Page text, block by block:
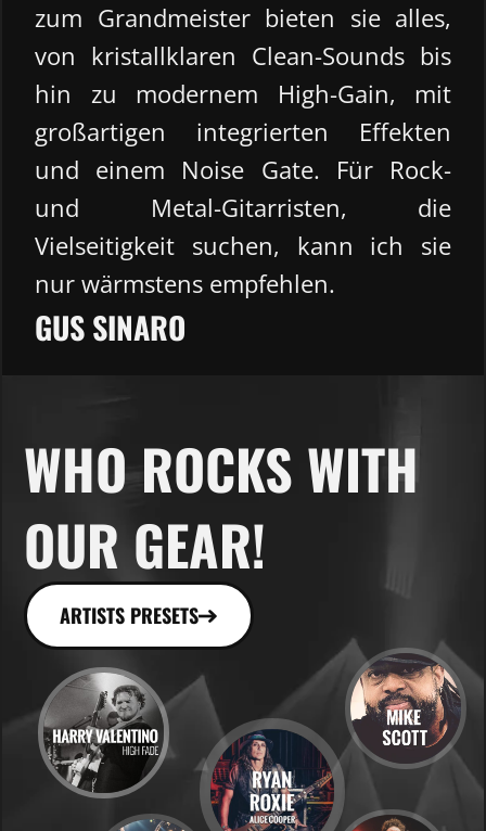
zum Grandmeister bieten sie alles,
von kristallklaren Clean-Sounds bis
hin zu modernem High-Gain, mit
großartigen integrierten Effekten
und einem Noise Gate. Für Rock-
und Metal-Gitarristen, die
Vielseitigkeit suchen, kann ich sie
nur wärmstens empfehlen.
GUS SINARO
WHO ROCKS WITH
OUR GEAR!
ARTISTS PRESETS